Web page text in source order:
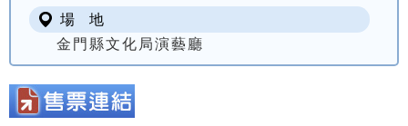
場 地
金門縣文化局演藝廳